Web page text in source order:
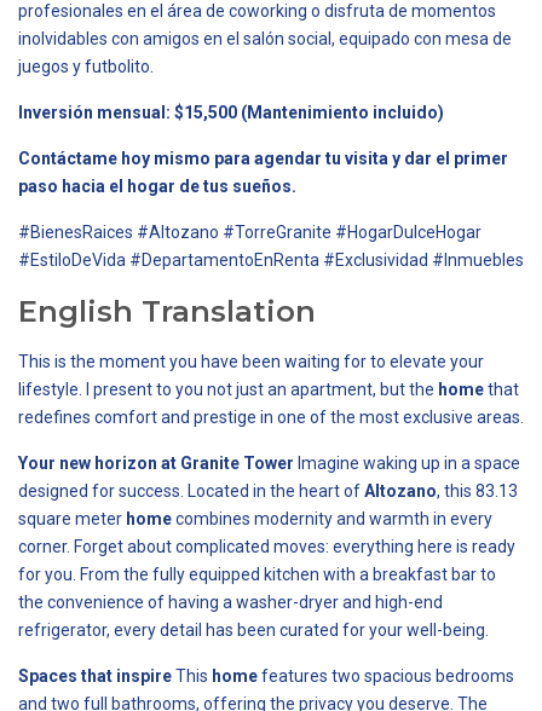
profesionales en el área de coworking o disfruta de momentos
inolvidables con amigos en el salón social, equipado con mesa de
juegos y futbolito.
Inversión mensual: $15,500 (Mantenimiento incluido)
Contáctame hoy mismo para agendar tu visita y dar el primer
paso hacia el hogar de tus sueños.
#BienesRaices #Altozano #TorreGranite #HogarDulceHogar
#EstiloDeVida #DepartamentoEnRenta #Exclusividad #Inmuebles
English Translation
This is the moment you have been waiting for to elevate your
lifestyle. I present to you not just an apartment, but the homethat
redefines comfort and prestige in one of the most exclusive areas.
Your new horizon at Granite Tower Imagine waking up in a space
designed for success. Located in the heart ofAltozano, this 83.13
square meter homecombines modernity and warmth in every
corner. Forget about complicated moves: everything here is ready
for you. From the fully equipped kitchen with a breakfast bar to
the convenience of having a washer-dryer and high-end
refrigerator, every detail has been curated for your well-being.
Spaces that inspireThis homefeatures two spacious bedrooms
and two full bathrooms, offering the privacy you deserve. The